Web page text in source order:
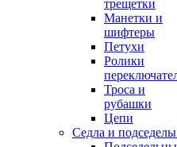
трещетки
Манетки и
шифтеры
Петухи
Ролики
Троса и
рубашки
Цепи
Седла и подседелы